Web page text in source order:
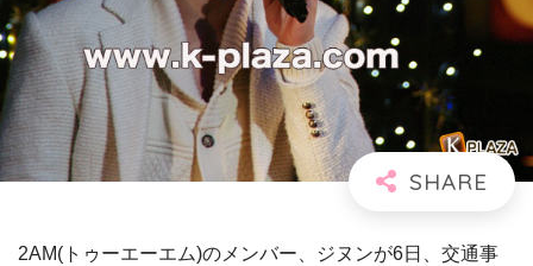
2AM(トゥーエーエム)のメンバー、ジヌンが6日、交通事